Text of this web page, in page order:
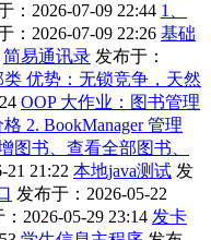
：2026-07-09 22:44 1、
：2026-07-09 22:26 基础
简易通讯录 发布于：
优势：无锁竞争，天然
OOP 大作业：图书管理
2. BookManager 管理
图书、查看全部图书、
21 21:22 本地java测试 发
发布于：2026-05-22
2026-05-29 23:14 发卡